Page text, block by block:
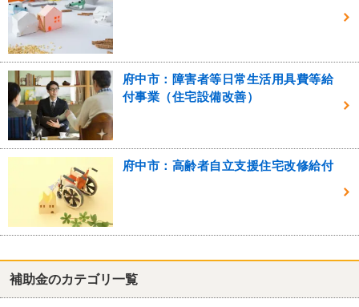
府中市：障害者等日常生活用具費等給
付事業（住宅設備改善）
府中市：高齢者自立支援住宅改修給付
補助金のカテゴリ一覧